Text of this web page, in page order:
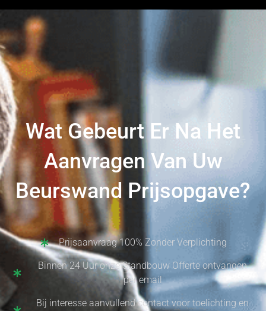
Wat Gebeurt Er Na Het
Aanvragen Van Uw
Beurswand Prijsopgave?
Prijsaanvraag 100% Zonder Verplichting
Binnen 24 Uur onze Standbouw Offerte ontvangen
per email
Bij interesse aanvullend contact voor toelichting en